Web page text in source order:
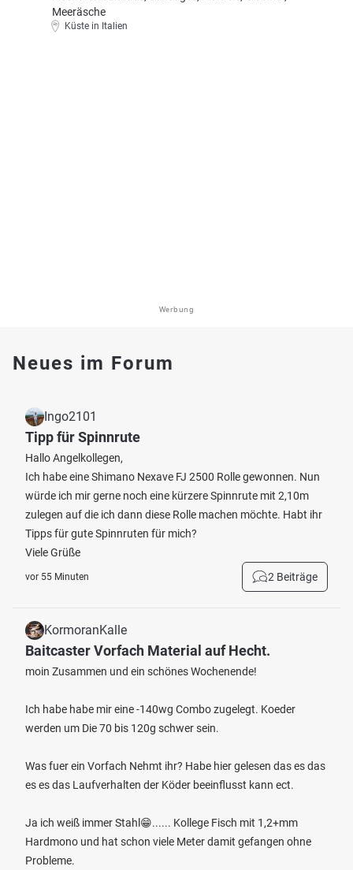
Meeräsche
Küste in Italien
Werbung
Neues im Forum
Ingo2101
Tipp für Spinnrute
Hallo Angelkollegen,
Ich habe eine Shimano Nexave FJ 2500 Rolle gewonnen. Nun
würde ich mir gerne noch eine kürzere Spinnrute mit 2,10m
zulegen auf die ich dann diese Rolle machen möchte. Habt ihr
Tipps für gute Spinnruten für mich?
Viele Grüße
vor 55 Minuten 2 Beiträge
KormoranKalle
Baitcaster Vorfach Material auf Hecht.
moin Zusammen und ein schönes Wochenende!
Ich habe habe mir eine -140wg Combo zugelegt. Koeder
werden um Die 70 bis 120g schwer sein.
Was fuer ein Vorfach Nehmt ihr? Habe hier gelesen das es das
es es das Laufverhalten der Köder beeinflusst kann ect.
Ja ich weiß immer Stahl😁...... Kollege Fisch mit 1,2+mm
Hardmono und hat schon viele Meter damit gefangen ohne
Probleme.